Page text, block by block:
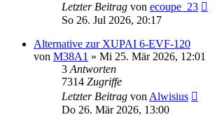
Letzter Beitrag von ecoupe_23
So 26. Jul 2026, 20:17
Alternative zur XUPAI 6-EVF-120
von M38A1 » Mi 25. Mär 2026, 12:01
3Antworten
7314 Zugriffe
Letzter Beitrag vonAlwisius
Do 26. Mär 2026, 13:00